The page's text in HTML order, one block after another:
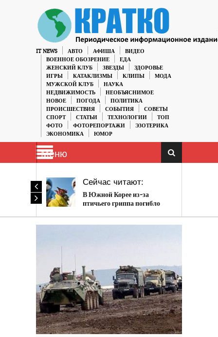
IT NEWS АВТО АФИША
ВИДЕО
ВОЕННОЕ ОБОЗРЕНИЕ
ЕДА
ЖЕНСКИЙ КЛУБ
ЗВЕЗДЫ
ЗДОРОВЬЕ
ИГРЫ
КАТАКЛИЗМЫ КЛИПЫ
МОДА
МУЖСКОЙ КЛУБ
НАУКА
НЕДВИЖИМОСТЬ
НЕОБЪЯСНИМОЕ
НОВОЕ
ПОГОДА
ПОЛИТИКА
ПРОИСШЕСТВИЯ
СОБЫТИЯ
СОВЕТЫ
СПОРТ
СТАТЬИ ТЕХНОЛОГИИ
ТОП
ФОТО
ФОТОРЕПОРТАЖИ
ЭЗОТЕРИКА
ЭКОНОМИКА
ЮМОР
Меню
Сейчас читают:
В Южной Корее из-за
птичьего гриппа погибло